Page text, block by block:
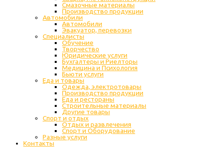
Cмазочные материалы
Производство продукции
Автомобили
Автомобили
Эвакуатор, перевозки
Специалисты
Обучение
Творчество
Юридические услуги
Бухгалтеры и Риелторы
Медицина и Психология
Бьюти услуги
Еда и товары
Одежда, электротовары
Производство продукции
Еда и рестораны
Строительные материалы
Другие товары
Спорт и отдых
Отдых и развлечения
Спорт и Оборудование
Разные услуги
Контакты